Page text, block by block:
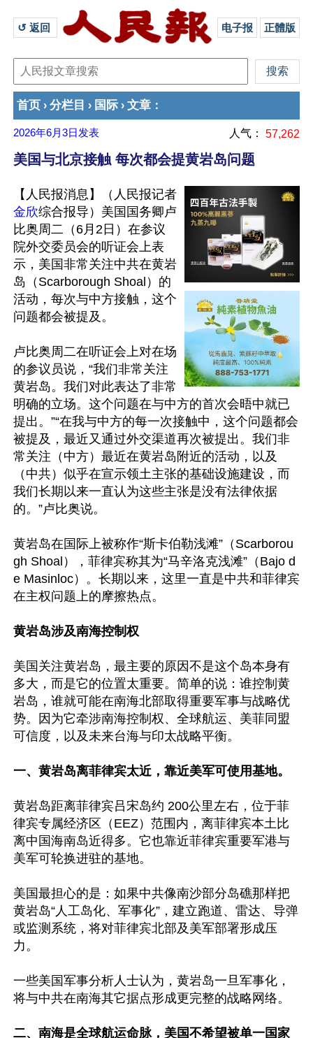
↺ 返回 电子报 正體版
首页 › 分栏目 › 国际 › 文章 ：
2026年6月3日 发表 人气： 57,262
美国与北京接触 每次都会提黄岩岛问题
【人民报消息】（人民报记者
金欣综合报导）美国国务卿卢
比奥周二（6月2日）在参议
院外交委员会的听证会上表
示，美国非常关注中共在黄岩
岛（Scarborough Shoal）的
活动，每次与中方接触，这个
问题都会被提及。
卢比奥周二在听证会上对在场
的参议员说，“我们非常关注
黄岩岛。我们对此表达了非常
明确的立场。这个问题在与中方的首次会晤中就已
提出。”“在我与中方的每一次接触中，这个问题都会
被提及，最近又通过外交渠道再次被提出。我们非
常关注（中方）最近在黄岩岛附近的活动，以及
（中共）似乎在宣示领土主张的基础设施建设，而
我们长期以来一直认为这些主张是没有法律依据
的。”卢比奥说。
黄岩岛在国际上被称作“斯卡伯勒浅滩”（Scarborou
gh Shoal），菲律宾称其为“马辛洛克浅滩”（Bajo d
e Masinloc）。长期以来，这里一直是中共和菲律宾
在主权问题上的摩擦热点。
黄岩岛涉及南海控制权
美国关注黄岩岛，最主要的原因不是这个岛本身有
多大，而是它的位置太重要。简单的说：谁控制黄
岩岛，谁就可能在南海北部取得重要军事与战略优
势。因为它牵涉南海控制权、全球航运、美菲同盟
可信度，以及未来台海与印太战略平衡。
一、黄岩岛离菲律宾太近，靠近美军可使用基地。
黄岩岛距离菲律宾吕宋岛约 200公里左右，位于菲
律宾专属经济区（EEZ）范围内，离菲律宾本土比
离中国海南岛近得多。它也靠近菲律宾重要军港与
美军可轮换进驻的基地。
美国最担心的是：如果中共像南沙部分岛礁那样把
黄岩岛“人工岛化、军事化”，建立跑道、雷达、导弹
或监测系统，将对菲律宾北部及美军部署形成压
力。
一些美国军事分析人士认为，黄岩岛一旦军事化，
将与中共在南海其它据点形成更完整的战略网络。
二、南海是全球航运命脉，美国不希望被单一国家